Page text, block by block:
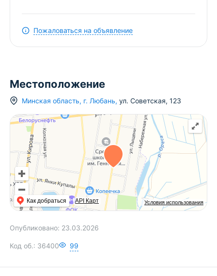
Пожаловаться на объявление
Местоположение
Минская область, г. Любань, ул. Советская, 123
Условия использования
Как добраться API Карт
Опубликовано: 23.03.2026
Код об.: 36400 99